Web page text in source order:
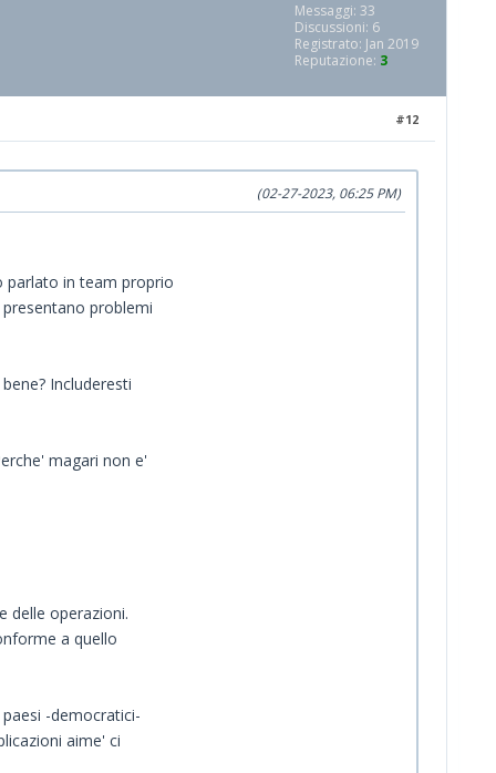
Messaggi: 33
Discussioni: 6
Registrato: Jan 2019
Reputazione: 3
#12
(02-27-2023, 06:25 PM)
parlato in team proprio
problemi
Includeresti
magari non e'
delle operazioni.
a quello
-democratici-
aime' ci